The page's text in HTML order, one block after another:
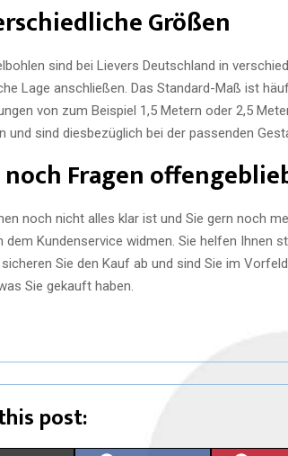
Größen
sind bei Lievers Deutschland in
Lage anschließen. Das Standard-Maß ist
von zum Beispiel 1,5 Metern oder 2,5
und sind diesbezüglich bei der passenden
Fragen
noch nicht alles klar ist und Sie gern noch
dem Kundenservice widmen. Sie helfen Ihnen
Sie den Kauf ab und sind Sie im
Sie gekauft haben.
post: